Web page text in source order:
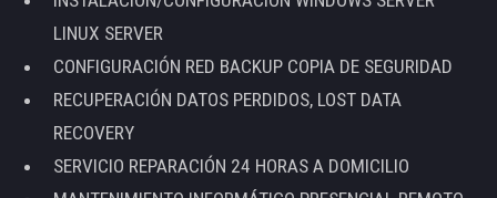
LINUX SERVER
CONFIGURACIÓN RED BACKUP COPIA DE SEGURIDAD
RECUPERACIÓN DATOS PERDIDOS, LOST DATA
RECOVERY
SERVICIO REPARACIÓN 24 HORAS A DOMICILIO